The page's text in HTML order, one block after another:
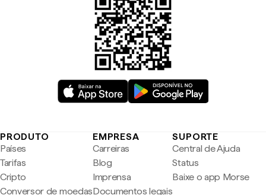
PRODUTO
Países
Tarifas
Cripto
Conversor de moedas
EMPRESA
Carreiras
Blog
Imprensa
Documentos legais
SUPORTE
Central de Ajuda
Status
Baixe o app Morse